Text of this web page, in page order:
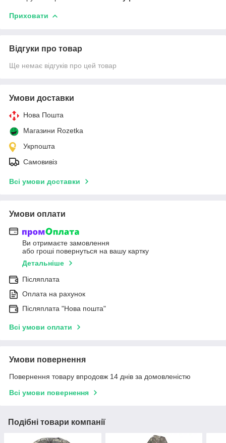
Приховати
Відгуки про товар
Ще немає відгуків про цей товар
Умови доставки
Нова Пошта
Магазини Rozetka
Укрпошта
Самовивіз
Всі умови доставки
Умови оплати
Ви отримаєте замовлення
або гроші повернуться на вашу картку
Детальніше
Післяплата
Оплата на рахунок
Післяплата "Нова пошта"
Всі умови оплати
Умови повернення
Повернення товару впродовж 14 днів за домовленістю
Всі умови повернення
Подібні товари компанії